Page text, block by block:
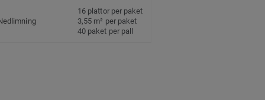
16 plattor per paket
3,55 m² per paket
40 paket per pall